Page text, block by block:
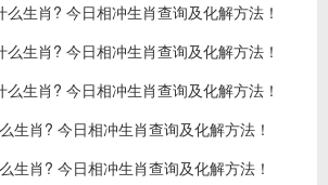
生肖? 今日相冲生肖查询及化解方法！
生肖? 今日相冲生肖查询及化解方法！
生肖? 今日相冲生肖查询及化解方法！
生肖? 今日相冲生肖查询及化解方法！
生肖? 今日相冲生肖查询及化解方法！